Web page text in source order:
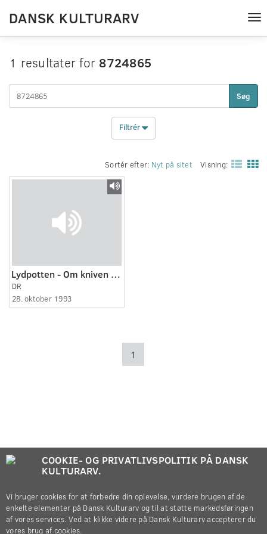
DANSK KULTURARV
1 resultater for 8724865
Søg
Filtrér
Sortér efter: Nyt på sitet Visning:
Lydpotten - Om kniven i det gode hjerte
DR
28. oktober 1993
1
COOKIE- OG PRIVATLIVSPOLITIK PÅ DANSK
KULTURARV.
Vi bruger cookies for at forbedre din oplevelse, vurdere brugen af de
enkelte elementer på Dansk Kulturarv og til at støtte markedsføringen
af vores services. Ved at klikke videre på Dansk Kulturarv accepterer du
vores brug af cookies.